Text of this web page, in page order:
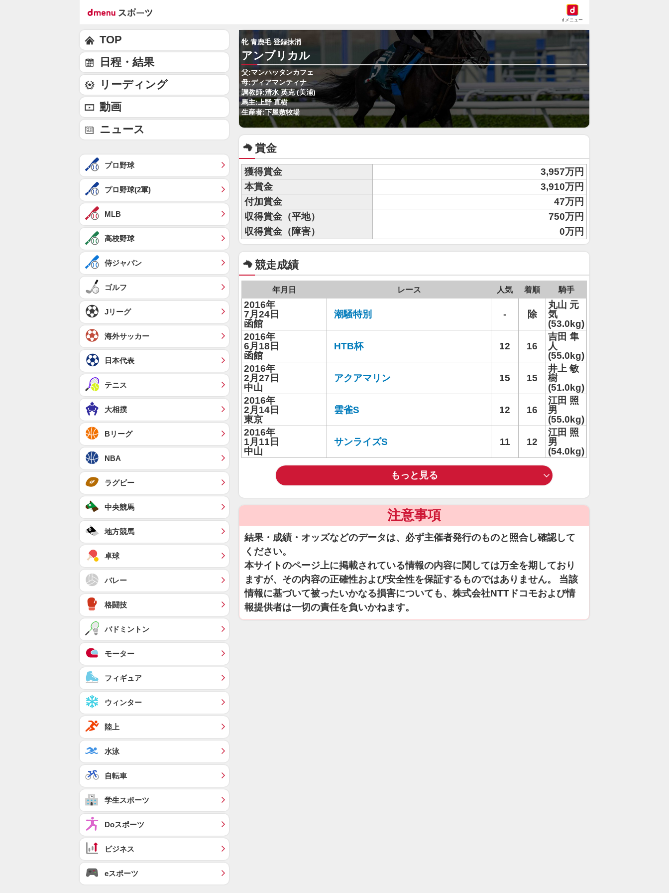
dメニュー
牝 青鹿毛 登録抹消
アンブリカル
父:マンハッタンカフェ
母:ディアマンティナ
調教師:清水 英克 (美浦)
馬主:上野 直樹
生産者:下屋敷牧場
賞金
獲得賞金
3,957万円
本賞金
3,910万円
付加賞金
47万円
収得賞金（平地）
750万円
収得賞金（障害）
0万円
競走成績
年月日 レース 人気 着順 騎手
2016年
7月24日
函館
潮騒特別 - 除
丸山 元
気
(53.0kg)
2016年
6月18日
函館
HTB杯 12 16
吉田 隼
人
(55.0kg)
2016年
2月27日
中山
アクアマリン 15 15
井上 敏
樹
(51.0kg)
2016年
2月14日
東京
雲雀S 12 16
江田 照
男
(55.0kg)
2016年
1月11日
中山
サンライズS 11 12
江田 照
男
(54.0kg)
もっと見る
注意事項
結果・成績・オッズなどのデータは、必ず主催者発行のものと照合し確認して
ください。
本サイトのページ上に掲載されている情報の内容に関しては万全を期しており
ますが、その内容の正確性および安全性を保証するものではありません。 当該
情報に基づいて被ったいかなる損害についても、株式会社NTTドコモおよび情
報提供者は一切の責任を負いかねます。
TOP
日程・結果
リーディング
動画
ニュース
プロ野球
プロ野球(2軍)
MLB
高校野球
侍ジャパン
ゴルフ
Jリーグ
海外サッカー
日本代表
テニス
大相撲
Bリーグ
NBA
ラグビー
中央競馬
地方競馬
卓球
バレー
格闘技
バドミントン
モーター
フィギュア
ウィンター
陸上
水泳
自転車
学生スポーツ
Doスポーツ
ビジネス
eスポーツ